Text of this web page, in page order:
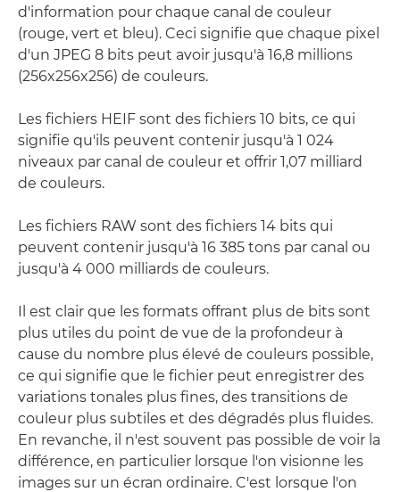
d'information pour chaque canal de couleur
(rouge, vert et bleu). Ceci signifie que chaque pixel
d'un JPEG 8 bits peut avoir jusqu'à 16,8 millions
(256x256x256) de couleurs.
Les fichiers HEIF sont des fichiers 10 bits, ce qui
signifie qu'ils peuvent contenir jusqu'à 1 024
niveaux par canal de couleur et offrir 1,07 milliard
de couleurs.
Les fichiers RAW sont des fichiers 14 bits qui
peuvent contenir jusqu'à 16 385 tons par canal ou
jusqu'à 4 000 milliards de couleurs.
Il est clair que les formats offrant plus de bits sont
plus utiles du point de vue de la profondeur à
cause du nombre plus élevé de couleurs possible,
ce qui signifie que le fichier peut enregistrer des
variations tonales plus fines, des transitions de
couleur plus subtiles et des dégradés plus fluides.
En revanche, il n'est souvent pas possible de voir la
différence, en particulier lorsque l'on visionne les
images sur un écran ordinaire. C'est lorsque l'on